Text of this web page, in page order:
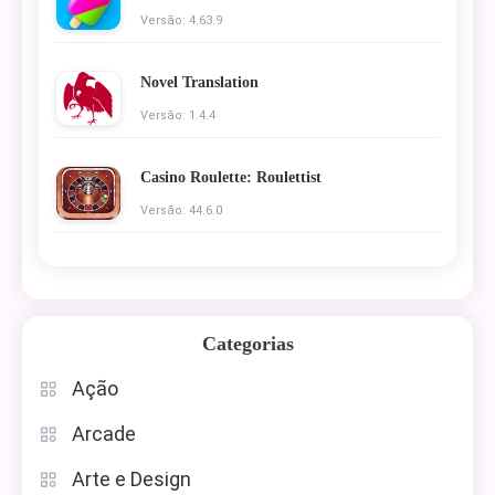
Versão: 4.63.9
Novel Translation
Versão: 1.4.4
Casino Roulette: Roulettist
Versão: 44.6.0
Categorias
Ação
Arcade
Arte e Design